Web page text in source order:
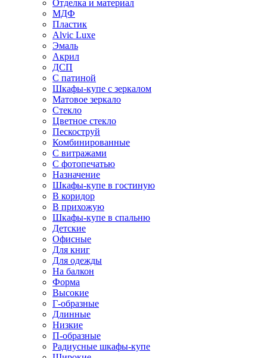
Отделка и материал
МДФ
Пластик
Alvic Luxe
Эмаль
Акрил
ДСП
С патиной
Шкафы-купе с зеркалом
Матовое зеркало
Стекло
Цветное стекло
Пескоструй
Комбинированные
С витражами
С фотопечатью
Назначение
Шкафы-купе в гостиную
В коридор
В прихожую
Шкафы-купе в спальню
Детские
Офисные
Для книг
Для одежды
На балкон
Форма
Высокие
Г-образные
Длинные
Низкие
П-образные
Радиусные шкафы-купе